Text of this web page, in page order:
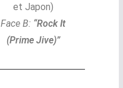
et Japon)
Face B: “Rock It
(Prime Jive)”